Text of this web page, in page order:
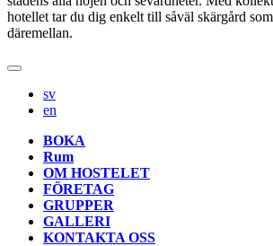
hotellet tar du dig enkelt till såväl skärgård
däremellan.
sv
en
BOKA
Rum
OM HOSTELET
FÖRETAG
GRUPPER
GALLERI
KONTAKTA OSS